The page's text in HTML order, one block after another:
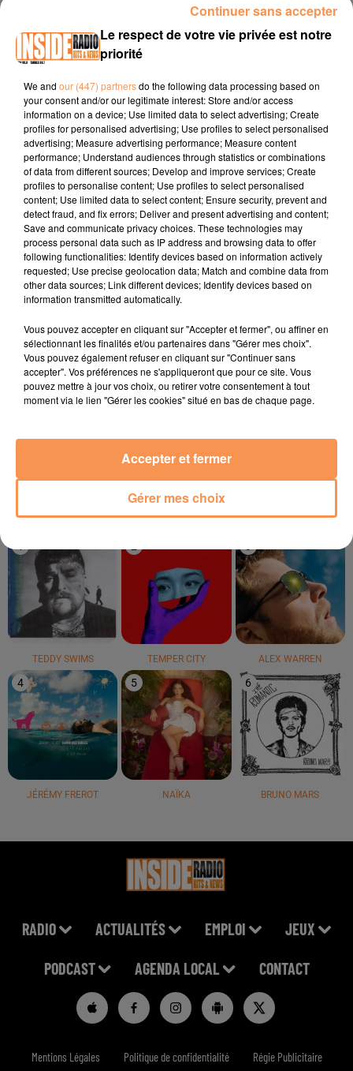
00:11 TARBES / Pièce de théâtre "Bel-Ami" ce soir à 20h30
au Théâtre des Nouveautéswww.tarbes.fr
00:36 BOUGARBER / Bourgabesienne saedi 04 octobre à
partir de 15hpyreneeschrono.fr
00:57 CAMBO-LES-BAINS / Fête du gâteau Basque samedi
04 et dimanche 05 octobrewww.cambolesbains.com
TITRES DIFFUSÉS
Get Down Saturday
One Day Bayahibe
1
TEDDY SWIMS
2
TEMPER CITY
3
ALEX WARREN
4
JÉRÉMY FREROT
5
NAÏKA
6
BRUNO MARS
RADIO ACTUALITÉS EMPLOI JEUX
PODCAST AGENDA LOCAL CONTACT
Mentions Légales Politique de confidentialité Régie Publicitaire
Le respect de votre vie privée est notre
priorité
We and our (447) partnersdo the following data processing based on
your consent and/or our legitimate interest: Store and/or access
information on a device; Use limited data to select advertising; Create
profiles for personalised advertising; Use profiles to select personalised
advertising; Measure advertising performance; Measure content
performance; Understand audiences through statistics or combinations
of data from different sources; Develop and improve services; Create
profiles to personalise content; Use profiles to select personalised
content; Use limited data to select content; Ensure security, prevent and
detect fraud, and fix errors; Deliver and present advertising and content;
Save and communicate privacy choices. These technologies may
process personal data such as IP address and browsing data to offer
following functionalities: Identify devices based on information actively
requested; Use precise geolocation data; Match and combine data from
other data sources; Link different devices; Identify devices based on
information transmitted automatically.
Vous pouvez accepter en cliquant sur "Accepter et fermer", ou affiner en
sélectionnant les finalités et/ou partenaires dans "Gérer mes choix".
Vous pouvez également refuser en cliquant sur "Continuer sans
accepter". Vos préférences ne s'appliqueront que pour ce site. Vous
pouvez mettre à jour vos choix, ou retirer votre consentement à tout
moment via le lien "Gérer les cookies" situé en bas de chaque page.
Gérer mes choix
Accepter et fermer
Continuer sans accepter